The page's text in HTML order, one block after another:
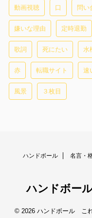
動画視聴 口 問い
嫌いな理由 定時退勤
歌詞 死にたい 水
赤 転職サイト 速
風景 ３枚目
ハンドボール 名言・
ハンドボー
© 2026 ハンドボール こ